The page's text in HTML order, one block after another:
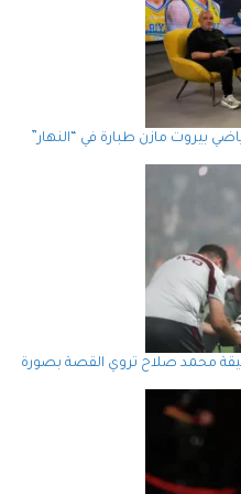
بيروت مازن طبارة في “النهار”
محمد صلاح تروي القصة بصورة